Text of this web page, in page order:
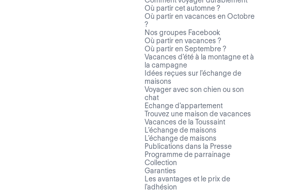
Où partir cet automne ?
Où partir en vacances en Octobre
?
Nos groupes Facebook
Où partir en vacances ?
Où partir en Septembre ?
Vacances d'été à la montagne et à
la campagne
Idées reçues sur l'échange de
maisons
Voyager avec son chien ou son
chat
Echange d'appartement
Trouvez une maison de vacances
Vacances de la Toussaint
L’échange de maisons
L’échange de maisons
Publications dans la Presse
Programme de parrainage
Collection
Garanties
Les avantages et le prix de
l'adhésion